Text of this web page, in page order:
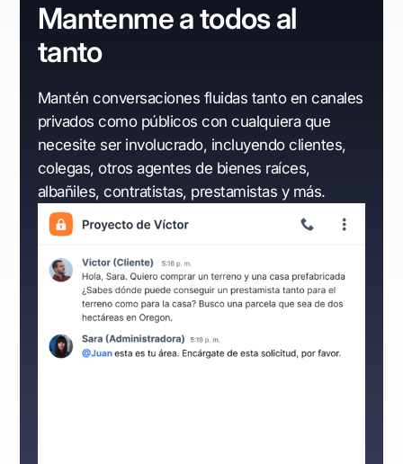
Mantenme a todos al
tanto
Mantén conversaciones fluidas tanto en canales
privados como públicos con cualquiera que
necesite ser involucrado, incluyendo clientes,
colegas, otros agentes de bienes raíces,
albañiles, contratistas, prestamistas y más.